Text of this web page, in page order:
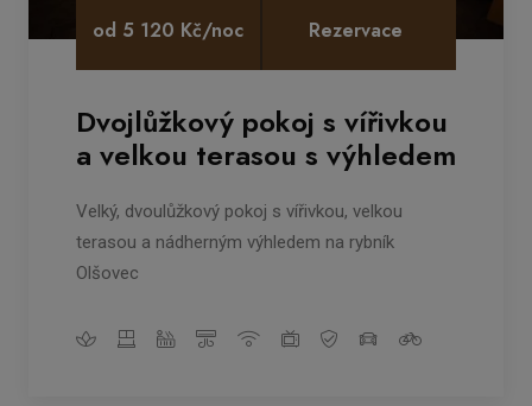
od 5 120 Kč/noc Rezervace
Dvojlůžkový pokoj s vířivkou
a velkou terasou s výhledem
Velký, dvoulůžkový pokoj s vířivkou, velkou
terasou a nádherným výhledem na rybník
Olšovec